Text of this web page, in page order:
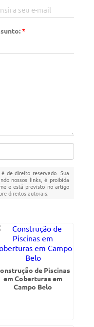
*
de direito reservado. Sua
nossos links, é proibida
e está previsto no artigo
direitos autorais
de Piscinas
em Coberturas em
Campo Belo